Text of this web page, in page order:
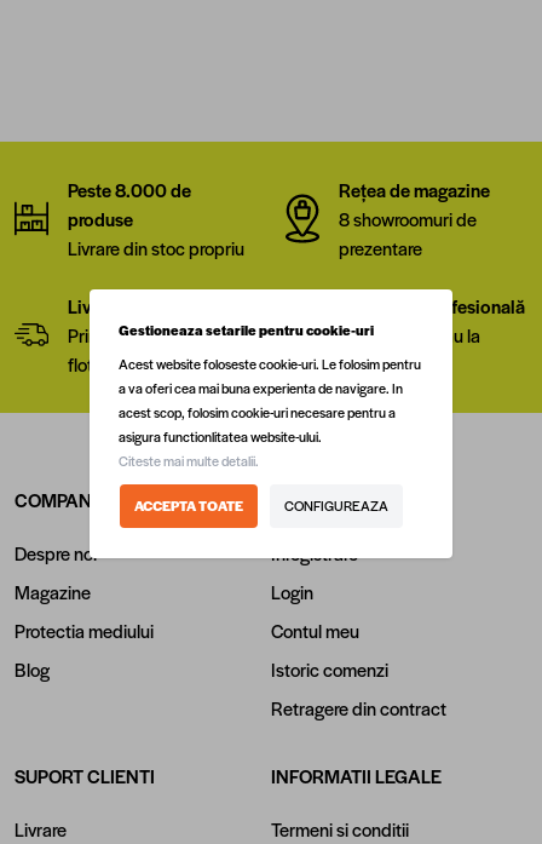
Peste 8.000 de
produse
Livrare din stoc propriu
Rețea de magazine
8 showroomuri de
prezentare
Livrare la nivel național
Prin curier rapid sau
flota proprie
Consiliere profesională
In magazine sau la
telefon
COMPANIA
Despre noi
Magazine
Protectia mediului
Blog
CONT CLIENT
Inregistrare
Login
Contul meu
Istoric comenzi
Retragere din contract
SUPORT CLIENTI
Livrare
INFORMATII LEGALE
Termeni si conditii
Gestioneaza setarile pentru cookie-uri
Acest website foloseste cookie-uri. Le folosim pentru
a va oferi cea mai buna experienta de navigare. In
acest scop, folosim cookie-uri necesare pentru a
asigura functionlitatea website-ului.
Citeste mai multe detalii.
ACCEPTA TOATE CONFIGUREAZA